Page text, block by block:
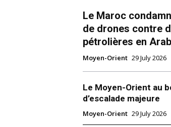
Le Maroc
de drones contre
pétrolières en
Moyen-Orient 29 July 2026
Le Moyen-Orient au
d’escalade majeure
Moyen-Orient 29 July 2026